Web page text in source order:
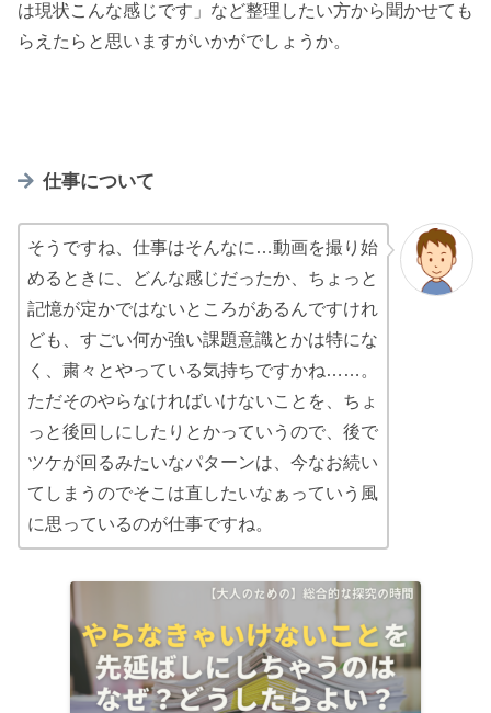
は現状こんな感じです」など整理したい方から聞かせても
らえたらと思いますがいかがでしょうか。
仕事について
そうですね、仕事はそんなに…動画を撮り始
めるときに、どんな感じだったか、ちょっと
記憶が定かではないところがあるんですけれ
ども、すごい何か強い課題意識とかは特にな
く、粛々とやっている気持ちですかね……。
ただそのやらなければいけないことを、ちょ
っと後回しにしたりとかっていうので、後で
ツケが回るみたいなパターンは、今なお続い
てしまうのでそこは直したいなぁっていう風
に思っているのが仕事ですね。